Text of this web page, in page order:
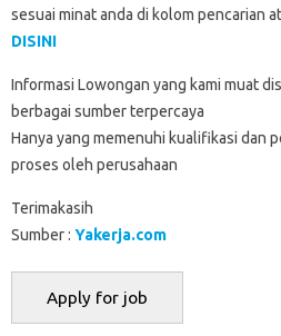
sesuai minat anda di kolom pencarian
DISINI
Informasi Lowongan yang kami muat
berbagai sumber terpercaya
Hanya yang memenuhi kualifikasi dan
proses oleh perusahaan
Terimakasih
Sumber : Yakerja.com